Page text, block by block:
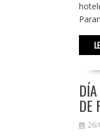
DE
26/